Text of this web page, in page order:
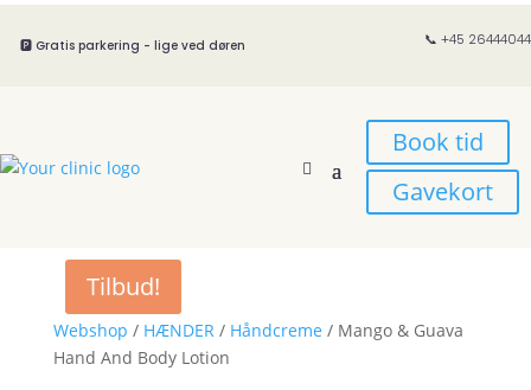
🅿️ Gratis parkering - lige ved døren 📞 +45 26444044
Book tid
Gavekort
Webshop / HÆNDER/ Håndcreme / Mango & Guava
Hand And Body Lotion
Tilbud!